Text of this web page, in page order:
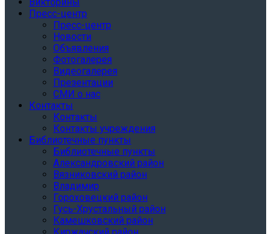
Викторины
Пресс-центр
Пресс-центр
Новости
Объявления
Фотогалерея
Видеогалерея
Презентации
СМИ о нас
Контакты
Контакты
Контакты учреждения
Библиотечные пункты
Библиотечные пункты
Александровский район
Вязниковский район
Владимир
Гороховецкий район
Гусь-Хрустальный район
Камешковский район